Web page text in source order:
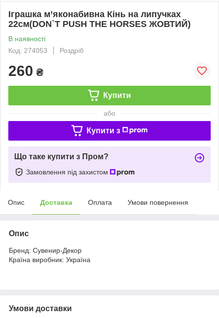
Іграшка м’яконабивна Кінь на липучках
22см(DON`T PUSH THE HORSES ЖОВТИЙ)
В наявності
Код: 274053
Роздріб
260 ₴
Купити
або
Купити з
Що таке купити з Пром?
Замовлення під захистом
Опис Доставка Оплата Умови повернення
Опис
Бренд: Сувенир-Декор
Країна виробник: Україна
Умови доставки